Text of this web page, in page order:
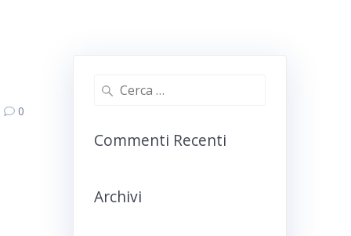
0
Ricerca
Commenti Recenti
Archivi